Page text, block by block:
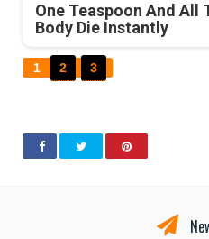
One Teaspoon And All
Body Die Instantly
1 2 3